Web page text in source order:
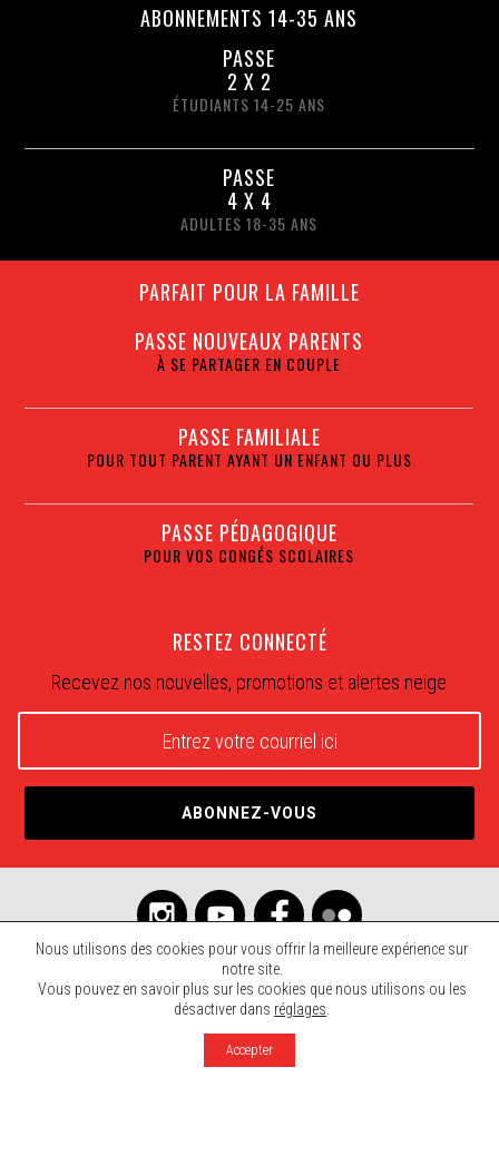
ABONNEMENTS 14-35 ANS
PASSE
2 X 2
ÉTUDIANTS 14-25 ANS
PASSE
4 X 4
ADULTES 18-35 ANS
PARFAIT POUR LA FAMILLE
PASSE NOUVEAUX PARENTS
À SE PARTAGER EN COUPLE
PASSE FAMILIALE
POUR TOUT PARENT AYANT UN ENFANT OU PLUS
PASSE PÉDAGOGIQUE
POUR VOS CONGÉS SCOLAIRES
RESTEZ CONNECTÉ
Recevez nos nouvelles, promotions et alertes neige
© 2026 Mont SUTTON. Tous droits réservés.
Crédits photographiques
Nous utilisons des cookies pour vous offrir la meilleure expérience sur
notre site.
Vous pouvez en savoir plus sur les cookies que nous utilisons ou les
désactiver dans réglages
Accepter